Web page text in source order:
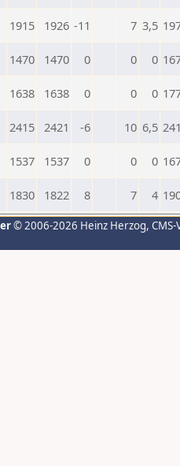
1915 1926 -11 7 3,5
1470 1470 0 0 0
1638 1638 0 0 0
2415 2421 -6 10 6,5
1537 1537 0 0 0
1830 1822 8 7 4
© 2006-2026 Heinz Herzog,